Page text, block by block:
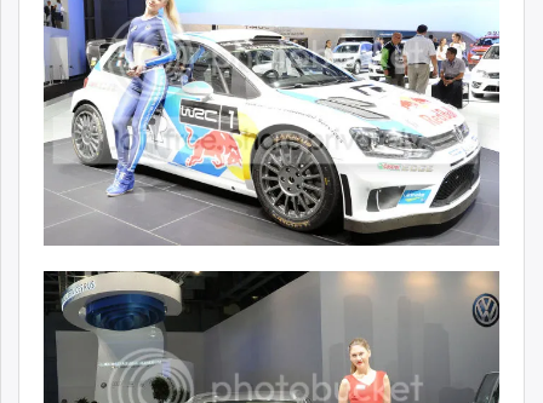
ikon.mn
mnb.mn
Livetv.mn
Eguur.mn
24tsag.mn
shuud.mn
eagle.mn
ergelt.mn
today.mn
zuv.mn
mminfo.mn
ugluu.mn